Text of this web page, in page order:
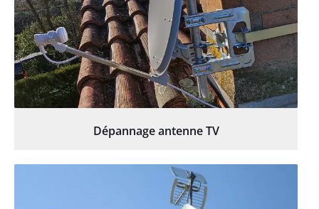
Dépannage antenne TV